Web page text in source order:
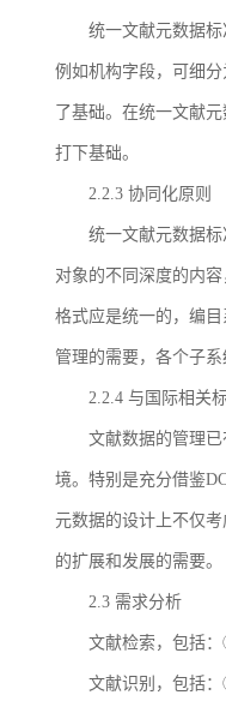
统一文献元数据
例如机构字段，可细
了基础。在统一文献
打下基础。
2.2.3 协同化原则
统一文献元数据
对象的不同深度的内
格式应是统一的，编
管理的需要，各个子
2.2.4 与国际相关
文献数据的管理
境。特别是充分借鉴
元数据的设计上不仅
的扩展和发展的需要。
2.3 需求分析
文献检索，包括
文献识别，包括